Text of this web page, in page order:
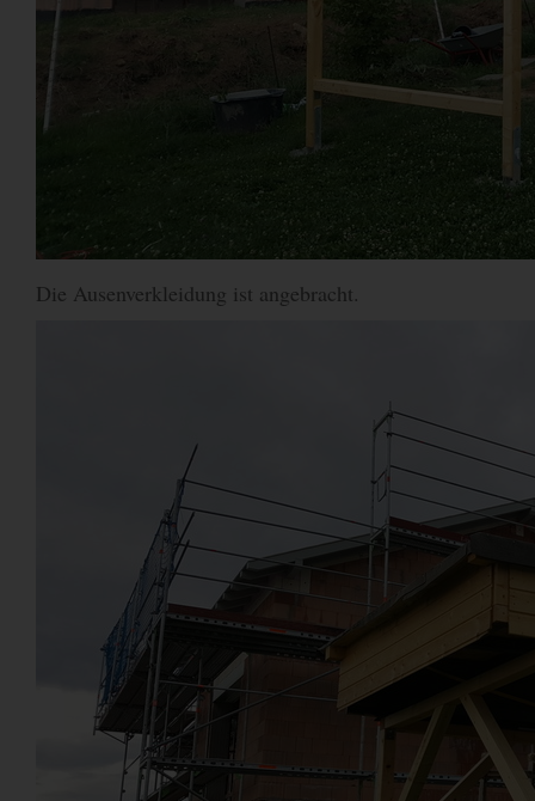
Die Ausenverkleidung ist angebracht.